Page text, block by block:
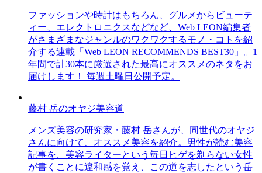
ファッションや時計はもちろん、グルメからビューテ
ィー、エレクトロニクスなどなど、Web LEON編集者
がさまざまなジャンルのワクワクするモノ・コトを紹
介する連載「Web LEON RECOMMENDS BEST30」。1
年間で計30本に厳選された最高にオススメのネタをお
届けします！ 毎週土曜日公開予定。
藤村 岳のオヤジ美容道
メンズ美容の研究家・藤村 岳さんが、同世代のオヤジ
さんに向けて、オススメ美容を紹介。男性が読む美容
記事を、美容ライターという毎日ヒゲを剃らない女性
が書くことに違和感を覚え、この道を志したという岳